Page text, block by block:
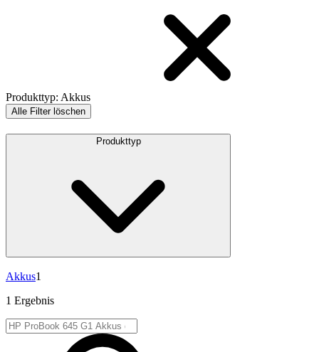
Produkttyp: Akkus
Alle Filter löschen
Produkttyp
Akkus1
1 Ergebnis